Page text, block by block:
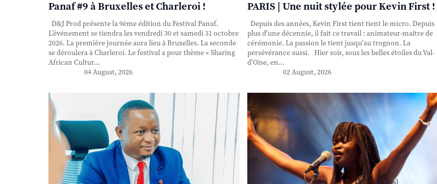
Panaf #9 à Bruxelles et Charleroi !
D&J Prod présente la 9ème édition du Festival Panaf.
L’événement se tiendra les vendredi 30 et samedi 31 octobre
2026. La première journée aura lieu à Bruxelles. La seconde
se déroulera à Charleroi. Le festival a pour thème « Sharing
African Cultur...
04 August, 2026
PARIS | Une nuit stylée pour Kevin First !
Depuis des années, Kevin First tient tient le micro. Depuis
plus d'une décennie, il fait ce travail : animateur-maître de
cérémonie. La passion le tient jusqu'au trognon. La
persévérance aussi. Hier soir, sous les belles étoiles du Val-
d'Oise, en...
02 August, 2026